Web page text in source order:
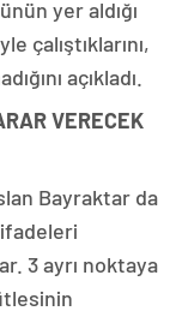
yer aldığı
çalıştıklarını,
açıkladı.
VERECEK
Bayraktar da
3 ayrı noktaya